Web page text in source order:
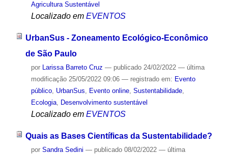
Agricultura Sustentável
Localizado em EVENTOS
UrbanSus - Zoneamento Ecológico-Econômico
de São Paulo
por Larissa Barreto Cruz — publicado24/02/2022 — última
modificação25/05/2022 09:06 — registrado em: Evento
público, UrbanSus, Evento online, Sustentabilidade,
Ecologia, Desenvolvimento sustentável
Localizado em EVENTOS
Quais as Bases Científicas da Sustentabilidade?
por Sandra Sedini — publicado08/02/2022 — última